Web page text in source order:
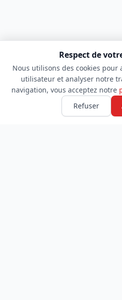
Respect de
Nous utilisons des cookies
utilisateur et analyser notre
navigation, vous acceptez notre
Refuser